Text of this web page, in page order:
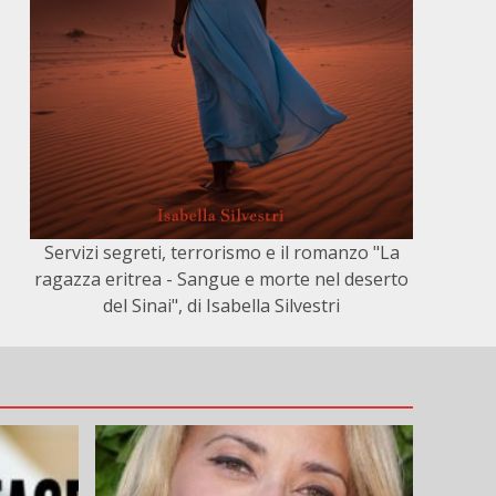
Servizi segreti, terrorismo e il romanzo "La
ragazza eritrea - Sangue e morte nel deserto
del Sinai", di Isabella Silvestri